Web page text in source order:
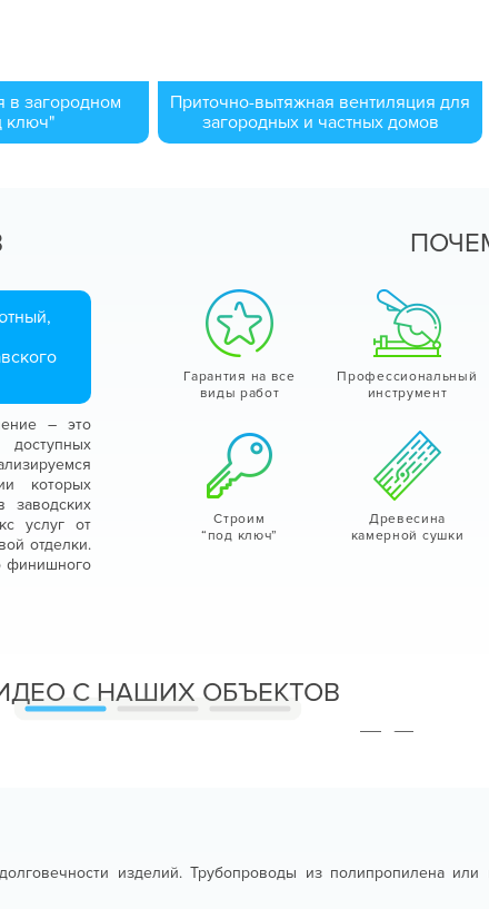
в загородном
ключ"
Приточно-вытяжная вентиляция для
загородных и частных домов
– это
которых
заводских
услуг от
отделки.
финишного
Гарантия на все
виды работ
Профессиональный
инструмент
Строим
“под ключ”
Древесина
камерной сушки
С НАШИХ ОБЪЕКТОВ
изделий. Трубопроводы из полипропилена или